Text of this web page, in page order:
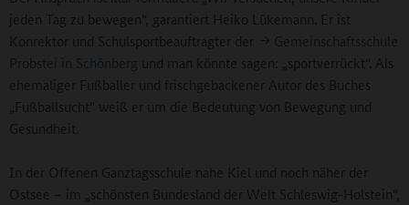
jeden Tag zu bewegen“, garantiert Heiko Lükemann. Er ist
Konrektor und Schulsportbeauftragter der
Gemeinschaftsschule
Probstei in Schönberg und man könnte sagen: „sportverrückt“. Als
ehemaliger Fußballer und frischgebackener Autor des Buches
„Fußballsucht“ weiß er um die Bedeutung von Bewegung und
Gesundheit.
In der Offenen Ganztagsschule nahe Kiel und noch näher der
Ostsee – im „schönsten Bundesland der Welt Schleswig-Holstein“,